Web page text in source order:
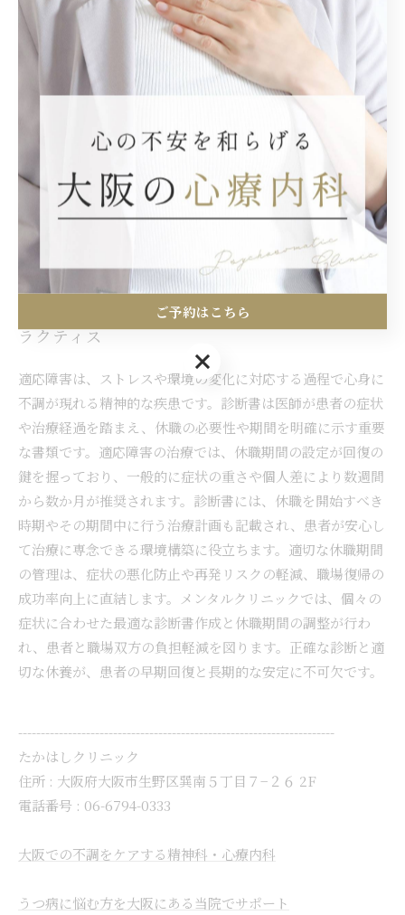
診断書には心理的な状態だけでなく、仕事や生活環境がどの
ように影響しているかも記載されます。適応障害は環境変化
に対する反応であるため、休職期間は一般的に数週間から数
ヶ月と個人差が大きく、症状の改善状況に応じて調整されま
す。メンタルクリニックでは、患者の心身の回復を最優先に
考え、無理のない復職スケジュールを提案することが大切で
す。また、適切な休暇期間は再発防止につながり、職場復帰
後も継続的なサポートが求められます。患者と医師、職場が
情報を共有し連携することで、安心して治療に専念できる環
境を整えることが可能です。
専門家が語る！適応障害と休職期間のベストプ
ラクティス
適応障害は、ストレスや環境の変化に対応する過程で心身に
不調が現れる精神的な疾患です。診断書は医師が患者の症状
や治療経過を踏まえ、休職の必要性や期間を明確に示す重要
な書類です。適応障害の治療では、休職期間の設定が回復の
鍵を握っており、一般的に症状の重さや個人差により数週間
から数か月が推奨されます。診断書には、休職を開始すべき
時期やその期間中に行う治療計画も記載され、患者が安心し
て治療に専念できる環境構築に役立ちます。適切な休職期間
の管理は、症状の悪化防止や再発リスクの軽減、職場復帰の
成功率向上に直結します。メンタルクリニックでは、個々の
症状に合わせた最適な診断書作成と休職期間の調整が行わ
れ、患者と職場双方の負担軽減を図ります。正確な診断と適
切な休養が、患者の早期回復と長期的な安定に不可欠です。
----------------------------------------------------------------------
たかはしクリニック
住所 : 大阪府大阪市生野区巽南５丁目７−２６ 2F
電話番号 : 06-6794-0333
大阪での不調をケアする精神科・心療内科
うつ病に悩む方を大阪にある当院でサポート
ご予約はこちら
ご予約はこちら